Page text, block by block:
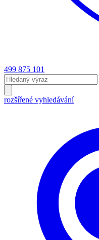
499 875 101
rozšířené vyhledávání